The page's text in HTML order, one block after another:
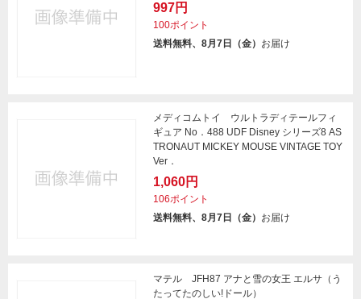
997円
100ポイント
送料無料、8月7日（金） お届け
メディコムトイ ウルトラディテールフィ
ギュア No．488 UDF Disney シリーズ8 AS
TRONAUT MICKEY MOUSE VINTAGE TOY
Ver．
1,060円
106ポイント
送料無料、8月7日（金） お届け
マテル JFH87 アナと雪の女王 エルサ（う
たってたのしい!ドール）